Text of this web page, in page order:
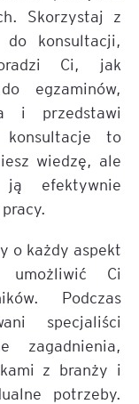
Skorzystaj z
konsultacji,
Ci, jak
egzaminów,
i przedstawi
konsultacje to
wiedzę, ale
efektywnie
o każdy aspekt
umożliwić Ci
Podczas
specjaliści
zagadnienia,
z branży i
potrzeby.